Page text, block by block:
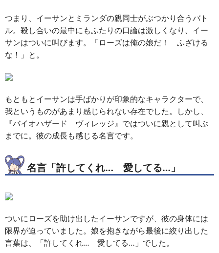
つまり、イーサンとミランダの親同士がぶつかり合うバト
ル。殺し合いの最中にもふたりの口論は激しくなり、イー
サンはついに叫びます。「ローズは俺の娘だ！ ふざける
な！」と。
もともとイーサンは手ばかりが印象的なキャラクターで、
我というものがあまり感じられない存在でした。しかし、
『バイオハザード ヴィレッジ』ではついに親として叫ぶ
までに。彼の成長も感じる名言です。
名言「許してくれ… 愛してる…」
ついにローズを助け出したイーサンですが、彼の身体には
限界が迫っていました。娘を抱きながら最後に絞り出した
言葉は、「許してくれ… 愛してる…」でした。